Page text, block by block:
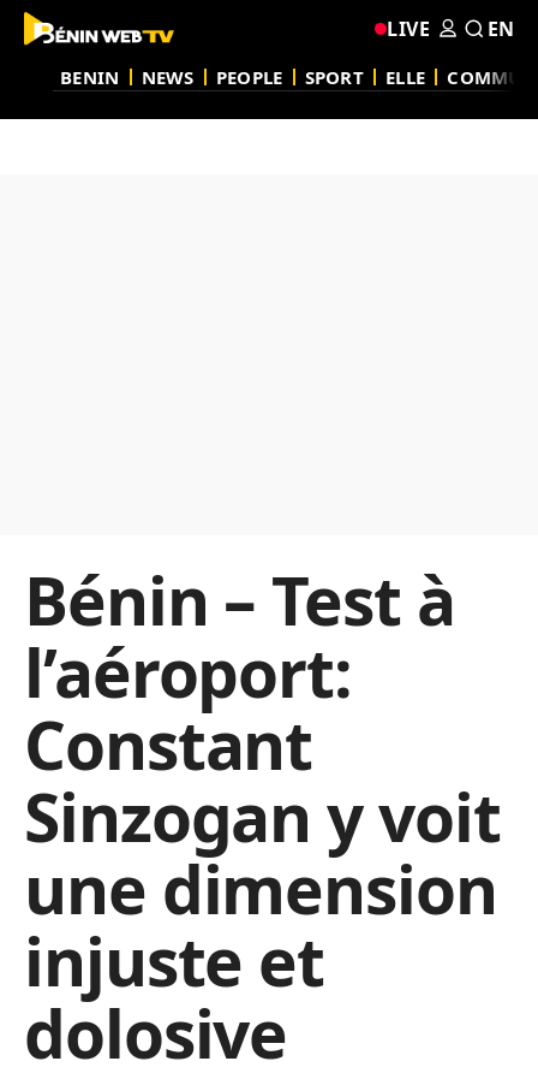
BENIN NEWS PEOPLE SPORT ELLE
LIVE EN
Bénin – Test à
l’aéroport:
Constant
Sinzogan y voit
une dimension
injuste et
dolosive